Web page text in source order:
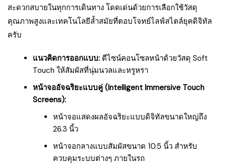
สะดวกสบายในทุกการเดินทาง โดดเด่นด้วยการเลือกใช้วัสดุ
คุณภาพสูงและเทคโนโลยีล้ำสมัยที่ตอบโจทย์ไลฟ์สไตล์ยุคดิจิทัล
ครับ
แนวคิดการออกแบบ: ดีไซน์คอนโซลหน้าด้วยวัสดุ Soft
Touch ให้สัมผัสที่นุ่มนวลและหรูหรา
หน้าจออัจฉริยะแบบคู่ (Intelligent Immersive Touch
Screens):
หน้าจอแสดงผลอัจฉริยะแบบดิจิทัลขนาดใหญ่ถึง
26.3 นิ้ว
หน้าจอกลางแบบสัมผัสขนาด 10.5 นิ้ว สำหรับ
ควบคุมระบบต่างๆ ภายในรถ